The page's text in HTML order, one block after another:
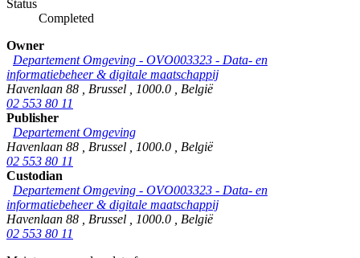
Status
Completed
Owner
Departement Omgeving - OVO003323 - Data- en
informatiebeheer & digitale maatschappij
Havenlaan 88
Brussel 1000.0
België
02 553 80 11
Publisher
Departement Omgeving
Havenlaan 88
Brussel 1000.0
België
02 553 80 11
Custodian
Departement Omgeving - OVO003323 - Data- en
informatiebeheer & digitale maatschappij
Havenlaan 88
Brussel 1000.0
België
02 553 80 11